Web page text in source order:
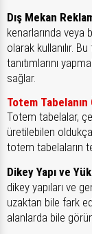
Dış Mekan
kenarlarında veya
olarak kullanılır.
tanıtımlarını
sağlar.
Totem
Totem tabelalar,
üretilebilen
totem tabelaların
Dikey Yapı ve
dikey yapıları ve
uzaktan bile fark
alanlarda bile